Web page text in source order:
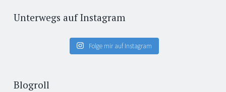
Unterwegs auf Instagram
Folge mir auf Instagram
Blogroll